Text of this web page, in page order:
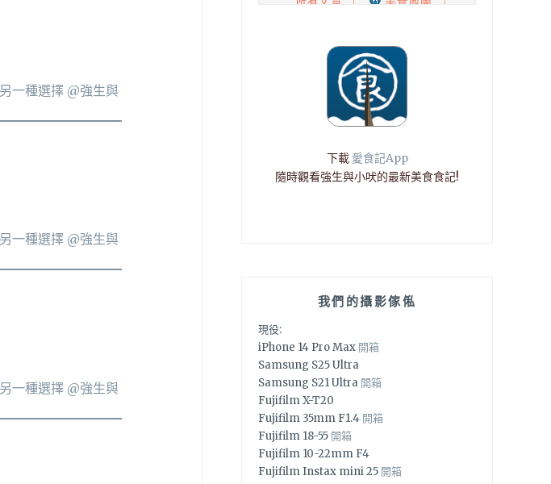
下載 愛食記App
隨時觀看強生與小吠的最新美食食記!
我們的攝影傢俬
現役:
iPhone 14 Pro Max 開箱
Samsung S25 Ultra
Samsung S21 Ultra 開箱
Fujifilm X-T20
Fujifilm 35mm F1.4 開箱
Fujifilm 18-55 開箱
Fujifilm 10-22mm F4
Fujifilm Instax mini 25 開箱